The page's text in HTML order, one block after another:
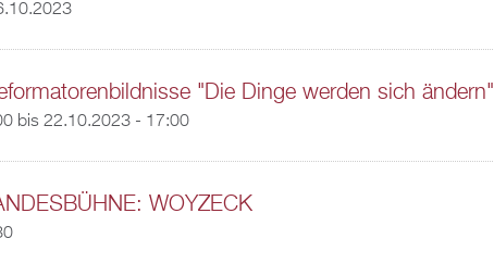
"Die Dinge werden sich ändern"
bis 22.10.2023 - 17:00
WOYZECK